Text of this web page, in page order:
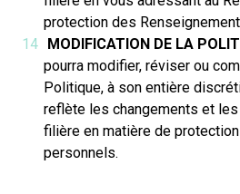
protection des
MODIFICATION DE LA
pourra modifier, réviser ou
Politique, à son entière
reflète les changements et
filière en matière de
personnels.